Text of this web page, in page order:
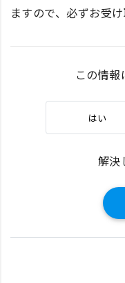
ますので、必ずお受
この情
はい
解決